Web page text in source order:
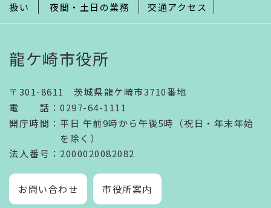
扱い
夜間・土日の業務 交通アクセス
龍ケ崎市役所
〒301-8611 茨城県龍ケ崎市3710番地
電話 ： 0297-64-1111
開庁時間 ： 平日 午前9時から午後5時（祝日・年末年始
を除く）
法人番号 ：2000020082082
お問い合わせ 市役所案内